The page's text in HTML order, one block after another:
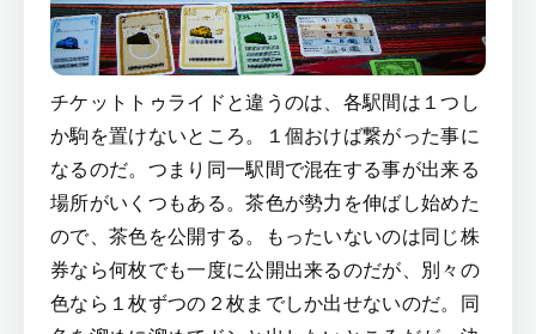
チケットトゥライドと違うのは、各駅間は１つし
か駒を置けないところ。１個おけば繋がった事に
なるのだ。つまり同一駅間で混在する事が出来る
場所がいくつもある。茶色が勢力を伸ばし始めた
ので、茶色を公開する。もったいないのは同じ株
券なら何枚でも一度に公開出来るのだが、別々の
色なら１枚ずつの２枚までしか出せないのだ。同